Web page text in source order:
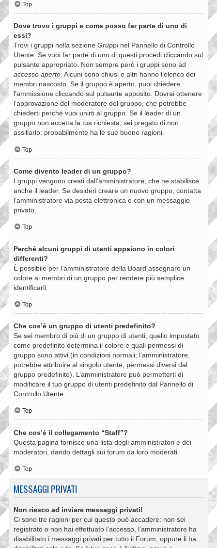
Top
Dove trovo i gruppi e come posso far parte di uno di
essi?
Trovi i gruppi nella sezione Gruppinel Pannello di Controllo
Utente. Se vuoi far parte di uno di questi procedi cliccando sul
pulsante appropriato. Non sempre però i gruppi sono ad
accesso aperto. Alcuni sono chiusi e altri hanno l’elenco dei
membri nascosto. Se il gruppo è aperto, puoi chiedere
l’ammissione cliccando sul pulsante apposito. Dovrai ottenere
l’approvazione del moderatore del gruppo, che potrebbe
chiederti perché vuoi unirti al gruppo. Se il leader di un
gruppo non accetta la tua richiesta, sei pregato di non
assillarlo: probabilmente ha le sue buone ragioni.
Top
Come divento leader di un gruppo?
I gruppi vengono creati dall’amministratore, che ne stabilisce
anche il leader. Se desideri creare un nuovo gruppo, contatta
l’amministratore via posta elettronica o con un messaggio
privato.
Top
Perché alcuni gruppi di utenti appaiono in colori
differenti?
È possibile per l’amministratore della Board assegnare un
colore ai membri di un gruppo per rendere più semplice
identificarli.
Top
Che cos’è un gruppo di utenti predefinito?
Se sei membro di più di un gruppo di utenti, quello impostato
come predefinito determina il colore e quali permessi di
gruppo sono attivi (in condizioni normali; l’amministratore,
potrebbe attribuire al singolo utente, permessi diversi dal
gruppo predefinito). L’amministratore può permetterti di
modificare il tuo gruppo di utenti predefinito dal Pannello di
Controllo Utente.
Top
Che cos’è il collegamento “Staff”?
Questa pagina fornisce una lista degli amministratori e dei
moderatori, dando dettagli sui forum da loro moderati.
Top
MESSAGGI PRIVATI
Non riesco ad inviare messaggi privati!
Ci sono tre ragioni per cui questo può accadere: non sei
registrato o non hai effettuato l’accesso, l’amministratore ha
disabilitato i messaggi privati per tutto il Forum, oppure li ha